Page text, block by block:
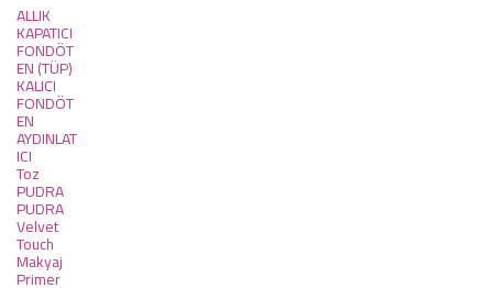
ALLIK
KAPATICI
FONDÖT
EN (TÜP)
KALICI
FONDÖT
EN
AYDINLAT
ICI
Toz
PUDRA
PUDRA
Velvet
Touch
Makyaj
Primer